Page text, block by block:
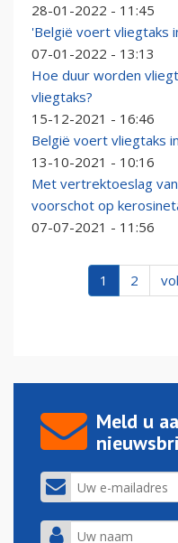
28-01-2022 - 11:45
'België voert vliegtaks
07-01-2022 - 13:13
Hoe duur worden
vliegtaks?
15-12-2021 - 16:46
België voert vliegtaks
13-10-2021 - 10:16
Met vertrektoeslag
voorschot op
07-07-2021 - 11:56
1 2
Meld u